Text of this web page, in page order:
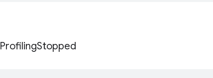
ProfilingStopped